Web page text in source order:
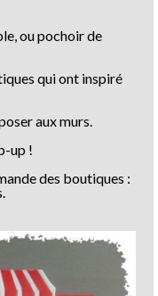
ou pochoir de
qui ont inspiré
aux murs.
up !
des boutiques :